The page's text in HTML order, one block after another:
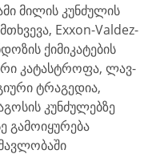
მილის კუნძულის
Exxon-Valdez-
ქიმიკატების
კატასტროფა, ლავ-
ტრაგედია,
კუნძულებზე
გამოიყურება